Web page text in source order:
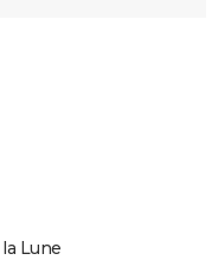
Lune